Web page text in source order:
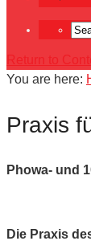
Return to
You are here:
Praxis
Phowa- und
Die Praxis